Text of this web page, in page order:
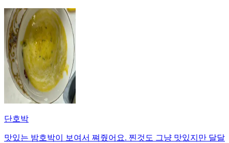
단호박
맛있는 밤호박이 보여서 쪄줬어요. 찐것도 그냥 맛있지만 달달